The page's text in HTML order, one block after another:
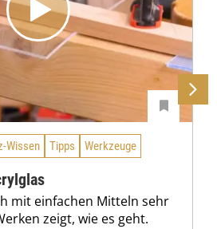
Wissen Tipps Werkzeuge
mit einfachen Mitteln sehr
zeigt, wie es geht.